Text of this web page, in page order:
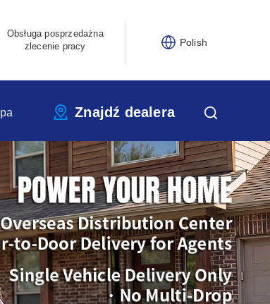
Obsługa posprzedażna
zlecenie pracy
Polish
Znajdź dealera